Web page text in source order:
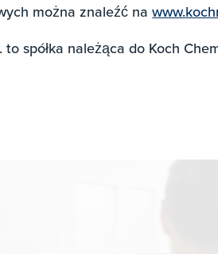
można znaleźć na
spółka należąca do Koch